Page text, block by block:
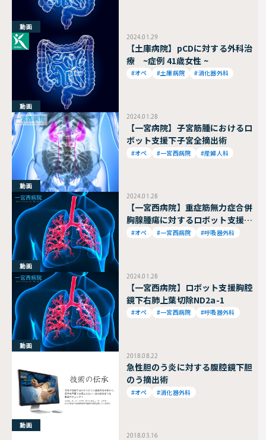
動画
2024.01.29
【土庫病院】pCDに対する外科治
療 ~症例 41歳女性 ~
#オペ #土庫病院 #消化器外科
動画
2024.01.28
【一宮病院】子宮筋腫におけるロ
ボット支援下子宮全摘出術
#オペ #一宮西病院 #産婦人科
動画
2024.01.28
【一宮西病院】重症筋無力症合併
胸腺腫瘍に対するロボット支援胸
腔鏡下拡大胸腺胸腺腫瘤切除(剣
#オペ #一宮西病院 #呼吸器外科
動画
2024.01.28
【一宮西病院】ロボット支援胸腔
鏡下右肺上葉切除ND2a-1
#オペ #一宮西病院 #呼吸器外科
動画
2018.08.22
急性胆のう炎に対する腹腔鏡下胆
のう摘出術
#オペ #消化器外科
動画
2018.03.16